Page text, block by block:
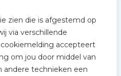
zien die is afgestemd op
via verschillende
accepteert
om jou door middel van
andere technieken een